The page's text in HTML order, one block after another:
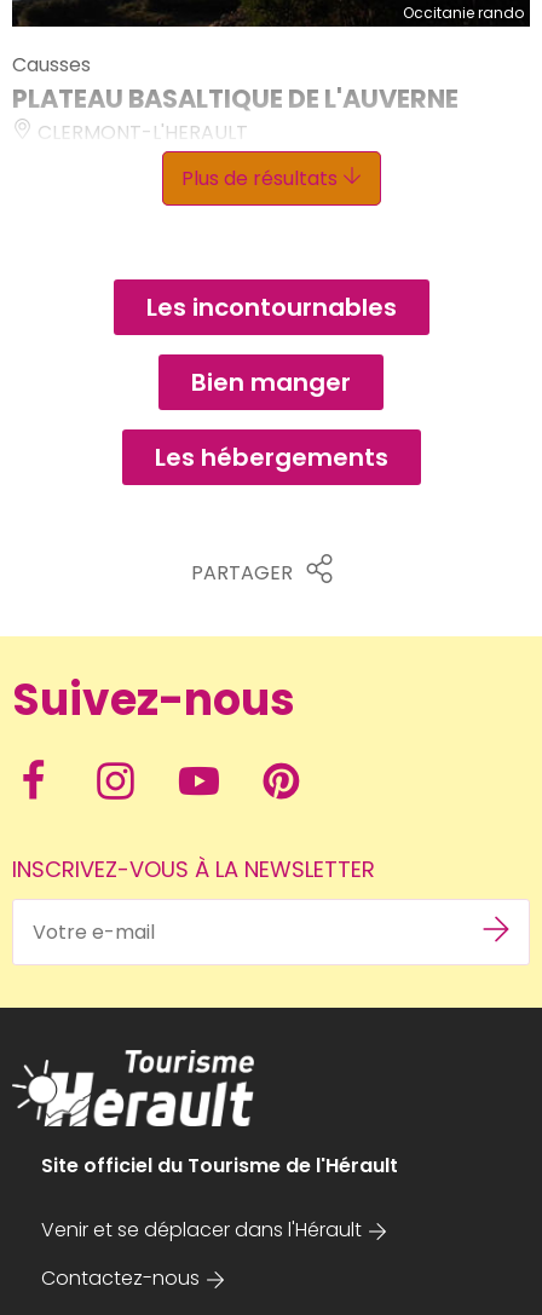
Occitanie rando
Causses
PLATEAU BASALTIQUE DE L'AUVERNE
CLERMONT-L'HERAULT
Plus de résultats
Les incontournables
Bien manger
Les hébergements
PARTAGER
Suivez-nous
INSCRIVEZ-VOUS À LA NEWSLETTER
Site officiel du Tourisme de l'Hérault
Venir et se déplacer dans l'Hérault
Contactez-nous